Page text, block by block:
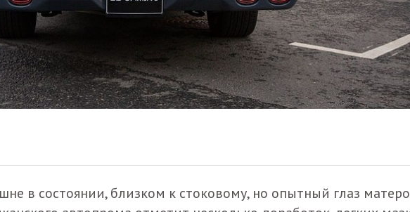
в состоянии, близком к стоковому, но опытный глаз